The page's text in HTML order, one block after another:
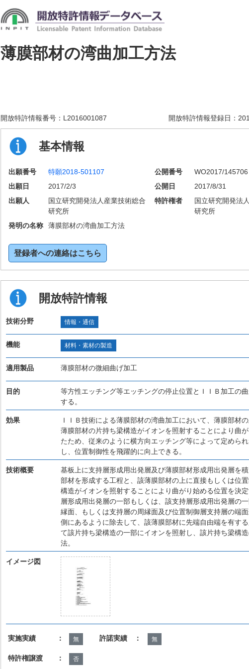
薄膜部材の湾曲加工方法
開放特許情報番号： L2016001087 開放特許情報登録日：
基本情報
出願番号 特願2018-501107 公開番号 WO2017/145706
出願日
2017/2/3 公開日
2017/8/31
出願人
国立研究開発法人産業技術総合
研究所
特許権者
国立研究開発法
研究所
発明の名称 薄膜部材の湾曲加工方法
登録者への連絡はこちら
開放特許情報
技術分野 情報・通信
機能 材料・素材の製造
適用製品 薄膜部材の微細曲げ加工
目的
等方性エッチング等エッチングの停止位置とＩＩＢ加工の
する。
効果
ＩＩＢ技術による薄膜部材の湾曲加工において、薄膜部材
薄膜部材の片持ち梁構造がイオンを照射することにより曲
たため、従来のように横方向エッチング等によって定めら
し、位置制御性を飛躍的に向上できる。
技術概要
基板上に支持層形成用出発層及び薄膜部材形成用出発層を
部材を形成する工程と、該薄膜部材の上に直接もしくは位
構造がイオンを照射することにより曲がり始める位置を決
層形成用出発層の一部もしくは、該支持層形成用出発層の
縁面、もしくは支持層の周縁面及び位置制御層支持層の端
側にあるように除去して、該薄膜部材に先端自由端を有す
て該片持ち梁構造の一部にイオンを照射し、該片持ち梁構
法。
イメージ図
実施実績 ： 無 許諾実績 ： 無
特許権譲渡 ： 否